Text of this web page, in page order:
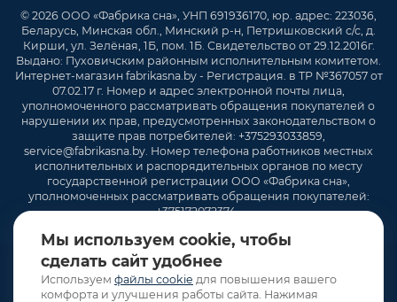
Мы используем cookie, чтобы
сделать сайт удобнее
Используем файлы cookie для повышения вашего
комфорта и улучшения работы сайта. Нажимая
© 2026 ООО «Фабрика сна», УНП 691936170, юр. адрес: 223036,
Беларусь, Минская обл., Минский р-н, Петришковский с/с, д.
Кирши, ул. Зелёная, 1Б, пом. 1Б. Свидетельство от 29.12.2016г.
Выдано: Пуховичским районным исполнительным комитетом.
Интернет-магазин fabrikasna.by - Регистрация. в ТР №367057 от
07.02.17 г. Номер и адрес электронной почты лица,
уполномоченного рассматривать обращения покупателей о
нарушении их прав, предусмотренных законодательством о
защите прав потребителей: +375293033859,
service@fabrikasna.by. Номер телефона работников местных
исполнительных и распорядительных органов по месту
государственной регистрации ООО «Фабрика сна»,
уполномоченных рассматривать обращения покупателей:
+375172072374 .